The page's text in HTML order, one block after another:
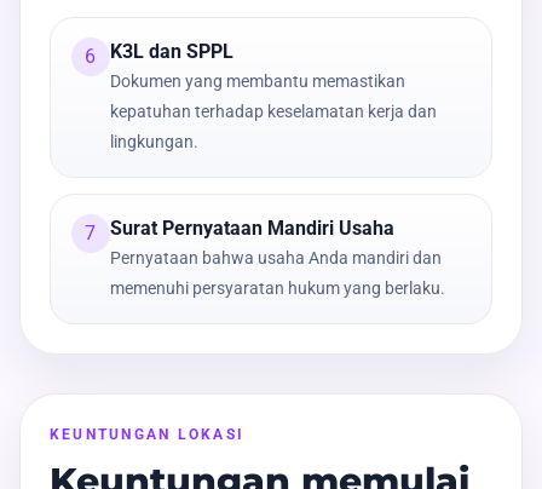
6 K3L dan SPPL
Dokumen yang membantu memastikan
kepatuhan terhadap keselamatan kerja dan
lingkungan.
7 Surat Pernyataan Mandiri Usaha
Pernyataan bahwa usaha Anda mandiri dan
memenuhi persyaratan hukum yang berlaku.
KEUNTUNGAN LOKASI